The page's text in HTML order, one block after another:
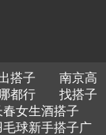
搭子
南京高
都行
找搭子
春女生酒搭子
毛球新手搭子广